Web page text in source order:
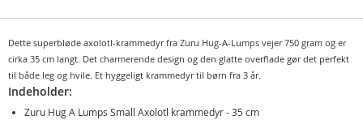
Dette superbløde axolotl-krammedyr fra Zuru Hug-A-Lumps vejer 750 gram og er
cirka 35 cm langt. Det charmerende design og den glatte overflade gør det perfekt
til både leg og hvile. Et hyggeligt krammedyr til børn fra 3 år.
Indeholder:
Zuru Hug A Lumps Small Axolotl krammedyr - 35 cm